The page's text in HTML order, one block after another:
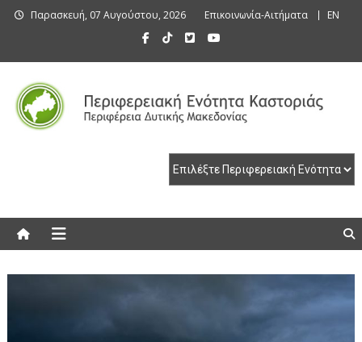
Skip
Παρασκευή, 07 Αυγούστου, 2026 Επικοινωνία-Αιτήματα EN